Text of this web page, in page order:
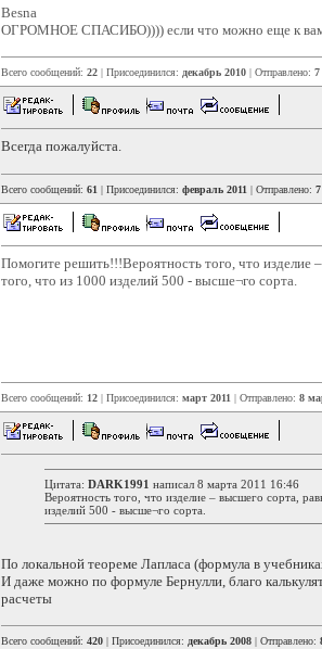
Besna
ОГРОМНОЕ СПАСИБО)))) если что можно еще к вам
Всего сообщений: 22 | Присоединился: декабрь 2010 | Отправлено: 7
Всегда пожалуйста.
Всего сообщений: 61 | Присоединился: февраль 2011 | Отправлено:
Помогите решить!!!Вероятность того, что изделие
того, что из 1000 изделий 500 - высше¬го сорта.
Всего сообщений: 12 | Присоединился: март 2011 | Отправлено: 8
Цитата: DARK1991 написал 8 марта 2011 16:46
Вероятность того, что изделие – высшего сорта,
изделий 500 - высше¬го сорта.
По локальной теореме Лапласа (формула в
И даже можно по формуле Бернулли, благо
расчеты
Всего сообщений: 420 | Присоединился: декабрь 2008 | Отправлено: